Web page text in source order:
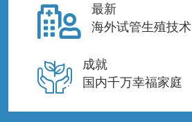
最新
海外试管生殖技术
成就
国内千万幸福家庭